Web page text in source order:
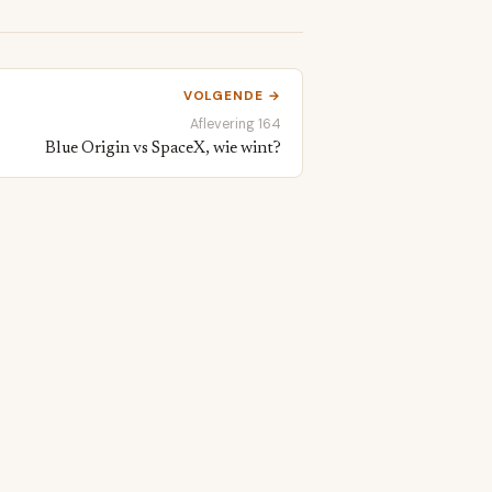
VOLGENDE →
Aflevering 164
Blue Origin vs SpaceX, wie wint?